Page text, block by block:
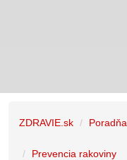
ZDRAVIE.sk Poradňa
Prevencia rakoviny